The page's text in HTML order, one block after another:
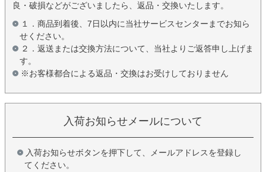
良・破損などがございましたら、返品・交換いたします。
１．商品到着後、7日以内に当社サービスセンターまでお知ら
せください。
２．返送または交換方法について、当社よりご返答申し上げま
す。
※お客様都合による返品・交換はお受けしておりません
入荷お知らせメールについて
入荷お知らせボタンを押下して、メールアドレスを登録し
てください。